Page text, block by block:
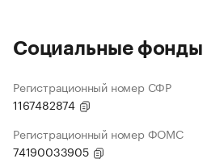
Социальные фонды
Регистрационный номер СФР
1167482874
Регистрационный номер ФОМС
74190033905